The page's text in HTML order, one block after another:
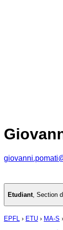
Etudiant, Section
EPFL › ETU › MA-S ›